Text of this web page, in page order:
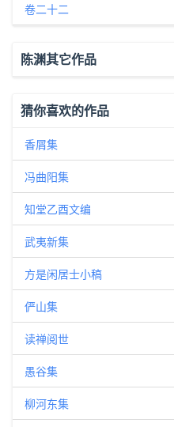
卷二十二
陈渊其它作品
猜你喜欢的作品
香屑集
冯曲阳集
知堂乙酉文编
武夷新集
方是闲居士小稿
俨山集
读禅阅世
愚谷集
柳河东集